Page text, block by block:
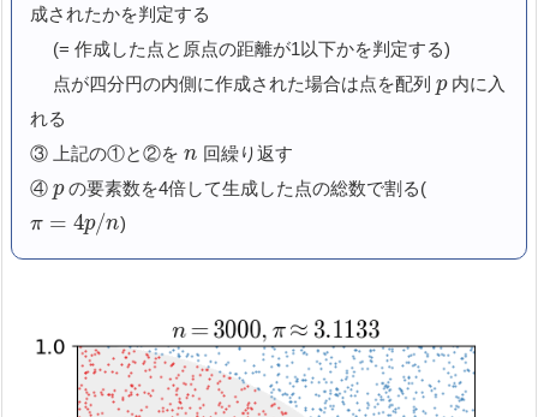
成されたかを判定する
(= 作成した点と原点の距離が1以下かを判定する)
点が四分円の内側に作成された場合は点を配列 p内に入
れる
③ 上記の①と②を n 回繰り返す
④ pの要素数を4倍して生成した点の総数で割る(
π = 4p/n)